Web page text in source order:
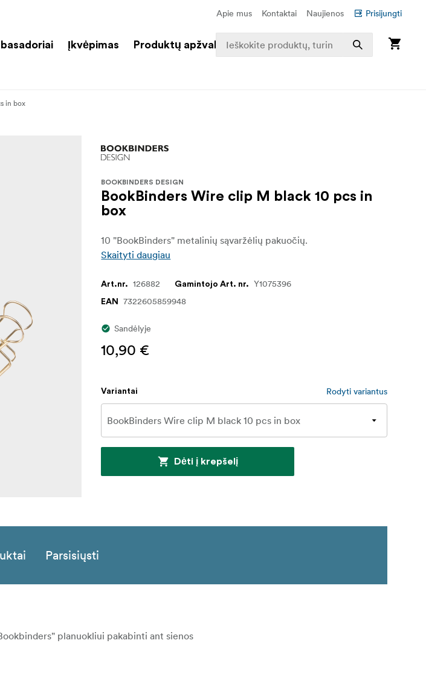
Apie mus Kontaktai Naujienos Prisijungti
Įkvėpimas Produktų apžvalga
in box
BOOKBINDERS DESIGN
BookBinders Wire clip M black 10 pcs in
box
10 "BookBinders" metalinių sąvaržėlių pakuočių.
Skaityti daugiau
Art.nr. 126882 Gamintojo Art. nr. Y1075396
EAN 7322605859948
Sandėlyje
10,90 €
Variantai Rodyti variantus
Dėti į krepšelį
Parsisiųsti
planuokliui pakabinti ant sienos